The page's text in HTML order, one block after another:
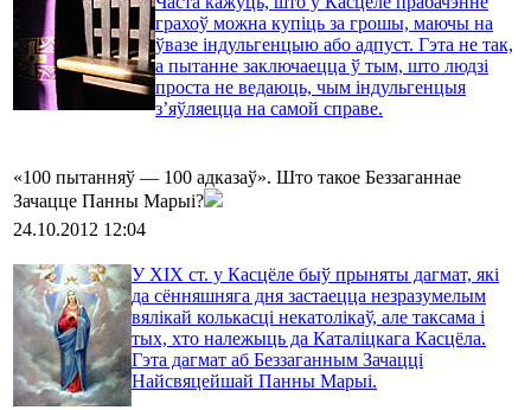
грахоў можна купіць за грошы, маючы на
ўвазе індульгенцыю або адпуст. Гэта не так,
а пытанне заключаецца ў тым, што людзі
проста не ведаюць, чым індульгенцыя
з’яўляецца на самой справе.
«100 пытанняў — 100 адказаў». Што такое Беззаганнае
Зачацце Панны Марыі?
24.10.2012 12:04
У ХІХ ст. у Касцёле быў прыняты дагмат, які
да сённяшняга дня застаецца незразумелым
вялікай колькасці некатолікаў, але таксама і
тых, хто належыць да Каталіцкага Касцёла.
Гэта дагмат аб Беззаганным Зачацці
Найсвяцейшай Панны Марыі.